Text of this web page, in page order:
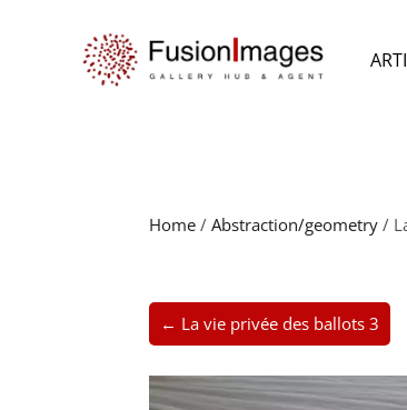
Home /Abstraction/geometry /
← La vie privée des ballots 3